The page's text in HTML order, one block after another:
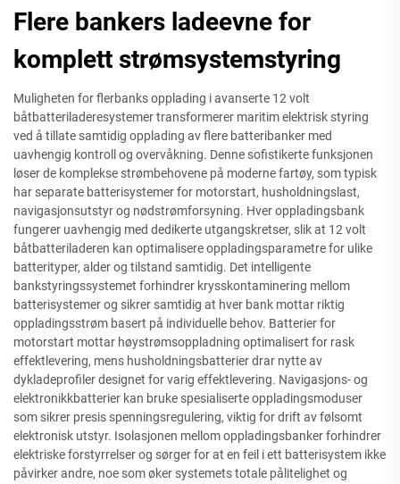
Flere bankers ladeevne for
komplett strømsystemstyring
Muligheten for flerbanks opplading i avanserte 12 volt
båtbatteriladeresystemer transformerer maritim elektrisk styring
ved å tillate samtidig opplading av flere batteribanker med
uavhengig kontroll og overvåkning. Denne sofistikerte funksjonen
løser de komplekse strømbehovene på moderne fartøy, som typisk
har separate batterisystemer for motorstart, husholdningslast,
navigasjonsutstyr og nødstrømforsyning. Hver oppladingsbank
fungerer uavhengig med dedikerte utgangskretser, slik at 12 volt
båtbatteriladeren kan optimalisere oppladingsparametre for ulike
batterityper, alder og tilstand samtidig. Det intelligente
bankstyringssystemet forhindrer krysskontaminering mellom
batterisystemer og sikrer samtidig at hver bank mottar riktig
oppladingsstrøm basert på individuelle behov. Batterier for
motorstart mottar høystrømsoppladning optimalisert for rask
effektlevering, mens husholdningsbatterier drar nytte av
dykladeprofiler designet for varig effektlevering. Navigasjons- og
elektronikkbatterier kan bruke spesialiserte oppladingsmoduser
som sikrer presis spenningsregulering, viktig for drift av følsomt
elektronisk utstyr. Isolasjonen mellom oppladingsbanker forhindrer
elektriske forstyrrelser og sørger for at en feil i ett batterisystem ikke
påvirker andre, noe som øker systemets totale pålitelighet og